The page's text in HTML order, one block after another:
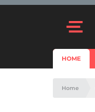
HOME
Home